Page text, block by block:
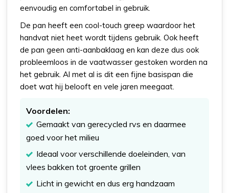
eenvoudig en comfortabel in gebruik.
De pan heeft een cool-touch greep waardoor het
handvat niet heet wordt tijdens gebruik. Ook heeft
de pan geen anti-aanbaklaag en kan deze dus ook
probleemloos in de vaatwasser gestoken worden na
het gebruik. Al met al is dit een fijne basispan die
doet wat hij belooft en vele jaren meegaat.
Voordelen:
Gemaakt van gerecycled rvs en daarmee
goed voor het milieu
Ideaal voor verschillende doeleinden, van
vlees bakken tot groente grillen
Licht in gewicht en dus erg handzaam